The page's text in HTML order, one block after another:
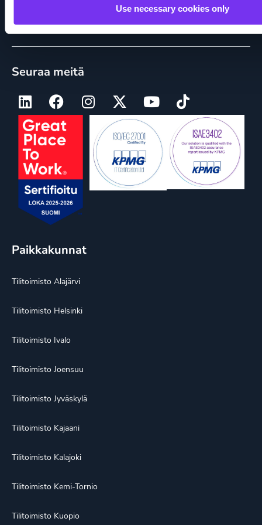
Use necessary cookies only
Tapahtumat
Seuraa meitä
Paikkakunnat
Tilitoimisto Alajärvi
Tilitoimisto Helsinki
Tilitoimisto Ivalo
Tilitoimisto Joensuu
Tilitoimisto Jyväskylä
Tilitoimisto Kajaani
Tilitoimisto Kalajoki
Tilitoimisto Kemi-Tornio
Tilitoimisto Kuopio